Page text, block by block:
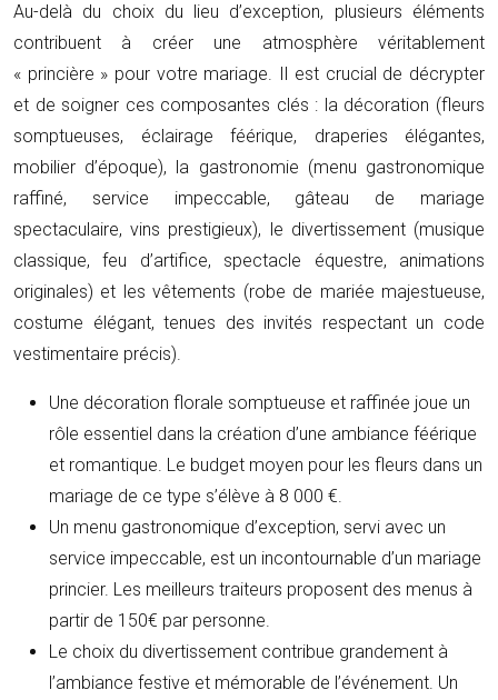
Au-delà du choix du lieu d’exception, plusieurs éléments
contribuent à créer une atmosphère véritablement
« princière » pour votre mariage. Il est crucial de décrypter
et de soigner ces composantes clés : la décoration (fleurs
somptueuses, éclairage féérique, draperies élégantes,
mobilier d’époque), la gastronomie (menu gastronomique
raffiné, service impeccable, gâteau de mariage
spectaculaire, vins prestigieux), le divertissement (musique
classique, feu d’artifice, spectacle équestre, animations
originales) et les vêtements (robe de mariée majestueuse,
costume élégant, tenues des invités respectant un code
vestimentaire précis).
Une décoration florale somptueuse et raffinée joue un
rôle essentiel dans la création d’une ambiance féérique
et romantique. Le budget moyen pour les fleurs dans un
mariage de ce type s’élève à 8 000 €.
Un menu gastronomique d’exception, servi avec un
service impeccable, est un incontournable d’un mariage
princier. Les meilleurs traiteurs proposent des menus à
partir de 150€ par personne.
Le choix du divertissement contribue grandement à
l’ambiance festive et mémorable de l’événement. Un